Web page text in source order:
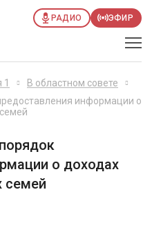
РАДИО ЭФИР
1
В областном совете
информации о
о доходах
семей